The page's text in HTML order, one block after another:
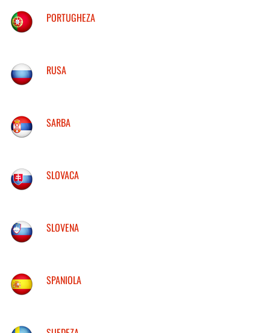
PORTUGHEZA
RUSA
SARBA
SLOVACA
SLOVENA
SPANIOLA